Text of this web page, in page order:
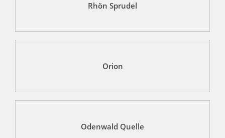
Rhön Sprudel
Orion
Odenwald Quelle